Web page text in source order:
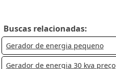
Buscas relacionadas:
Gerador de energia pequeno
Gerador de energia 30 kva preço